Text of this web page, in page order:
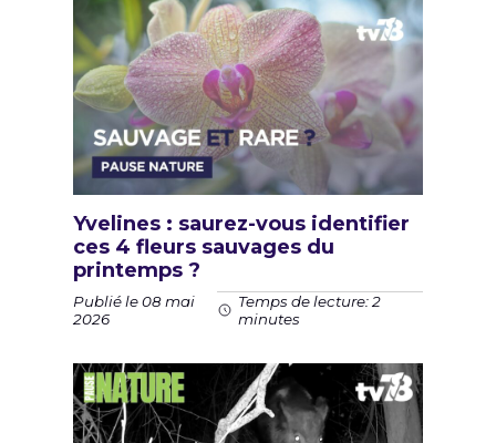
Yvelines : saurez-vous identifier
ces 4 fleurs sauvages du
printemps ?
Publié le 08 mai
2026
Temps de lecture: 2
minutes